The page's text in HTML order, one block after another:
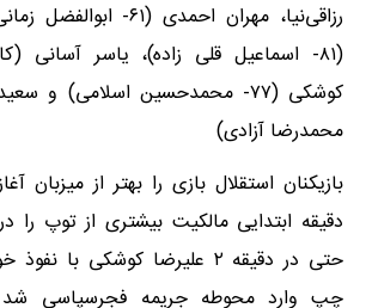
رزاقی‌نیا، مهران احمدی
(۸۱- اسماعیل قلی زاده)، یاسر آسانی
محمدرضا آزادی)
بازیکنان استقلال بازی را بهتر از میزبان
دقیقه ابتدایی مالکیت بیشتری از توپ را
حتی در دقیقه ۲ علیرضا کوشکی
چپ وارد محوطه جریمه فجرسپاسی شد